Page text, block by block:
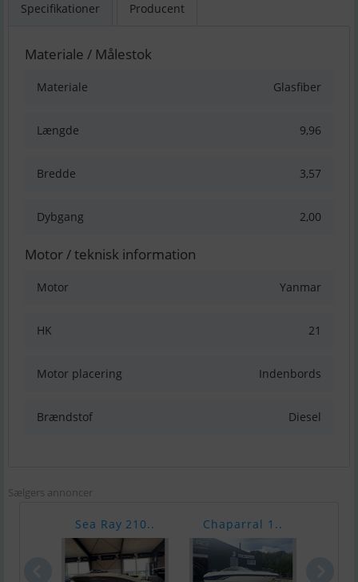
Specifikationer Producent
Materiale / Målestok
Materiale Glasfiber
Længde 9,96
Bredde 3,57
Dybgang 2,00
Motor / teknisk information
Motor Yanmar
HK 21
Motor placering Indenbords
Brændstof Diesel
Sælgers annoncer
Sea Ray 210.. Chaparral 1..